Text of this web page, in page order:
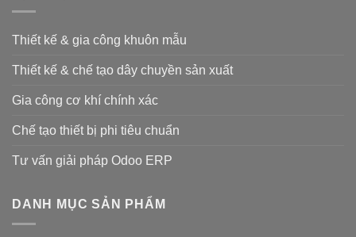
Thiết kế & gia công khuôn mẫu
Thiết kế & chế tạo dây chuyền sản xuất
Gia công cơ khí chính xác
Chế tạo thiết bị phi tiêu chuẩn
Tư vấn giải pháp Odoo ERP
DANH MỤC SẢN PHẨM